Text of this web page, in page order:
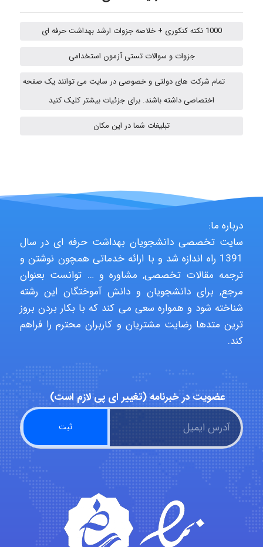
Iman Hosseini
Chehri
Alirez0990
hosein abdolvand
Kati
ehtesham
Iman Hosseini
1000 نکته کنکوری + خلاصه جزوات ارشد بهداشت حرفه ای
جزوات و سوالات تستی آزمون استخدامی
تمام شرکت های دولتی و خصوصی در سایت می توانند یک صفحه
اختصاصی داشته باشند. برای جزئیات بیشتر کلیک کنید
تبلیغات شما در این مکان
درباره ما:
سایت تخصصی دانشجویان بهداشت حرفه ای در سال
1391 راه اندازه شد و با ارائه خدماتی همچون نوشتن و
ترجمه مقالات تخصصی, مشاوره و … توانست بعنوان
مرجع, برای دانشجویان و دانش آموختگان این رشته
شناخته شود و همواره سعی می کند که با بکار بردن بروز
ترین متدها رضایت مشتریان و کاربران محترم را فراهم
کند.
عضویت در خبرنامه (تغییر ای پی لازم است)